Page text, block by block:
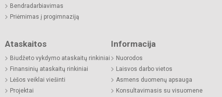
Bendradarbiavimas
Priėmimas į progimnaziją
Ataskaitos
Biudžeto vykdymo ataskaitų rinkiniai
Finansinių ataskaitų rinkiniai
Lėšos veiklai viešinti
Projektai
Informacija
Nuorodos
Laisvos darbo vietos
Asmens duomenų apsauga
Konsultavimasis su visuomene